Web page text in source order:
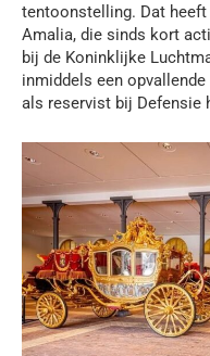
tentoonstelling. Dat
Amalia, die sinds kort
bij de Koninklijke
inmiddels een
als reservist bij Defensie